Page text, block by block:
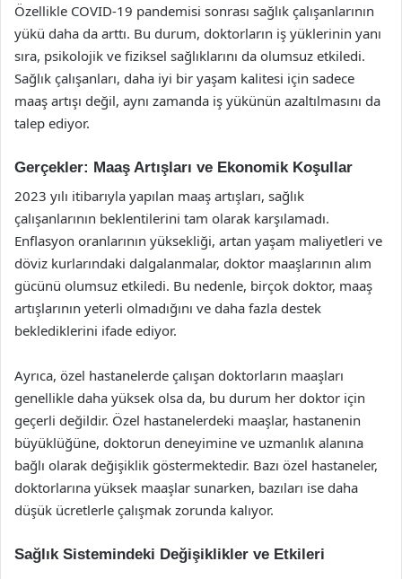
Özellikle COVID-19 pandemisi sonrası sağlık çalışanlarının
yükü daha da arttı. Bu durum, doktorların iş yüklerinin yanı
sıra, psikolojik ve fiziksel sağlıklarını da olumsuz etkiledi.
Sağlık çalışanları, daha iyi bir yaşam kalitesi için sadece
maaş artışı değil, aynı zamanda iş yükünün azaltılmasını da
talep ediyor.
Gerçekler: Maaş Artışları ve Ekonomik Koşullar
2023 yılı itibarıyla yapılan maaş artışları, sağlık
çalışanlarının beklentilerini tam olarak karşılamadı.
Enflasyon oranlarının yüksekliği, artan yaşam maliyetleri ve
döviz kurlarındaki dalgalanmalar, doktor maaşlarının alım
gücünü olumsuz etkiledi. Bu nedenle, birçok doktor, maaş
artışlarının yeterli olmadığını ve daha fazla destek
beklediklerini ifade ediyor.
Ayrıca, özel hastanelerde çalışan doktorların maaşları
genellikle daha yüksek olsa da, bu durum her doktor için
geçerli değildir. Özel hastanelerdeki maaşlar, hastanenin
büyüklüğüne, doktorun deneyimine ve uzmanlık alanına
bağlı olarak değişiklik göstermektedir. Bazı özel hastaneler,
doktorlarına yüksek maaşlar sunarken, bazıları ise daha
düşük ücretlerle çalışmak zorunda kalıyor.
Sağlık Sistemindeki Değişiklikler ve Etkileri